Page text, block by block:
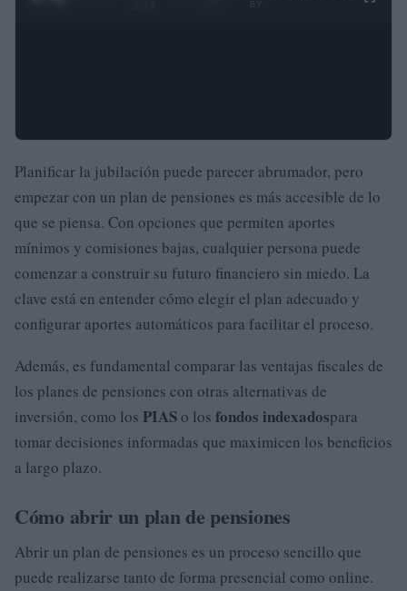
Planificar la jubilación puede parecer abrumador, pero
empezar con un plan de pensiones es más accesible de lo
que se piensa. Con opciones que permiten aportes
mínimos y comisiones bajas, cualquier persona puede
comenzar a construir su futuro financiero sin miedo. La
clave está en entender cómo elegir el plan adecuado y
configurar aportes automáticos para facilitar el proceso.
Además, es fundamental comparar las ventajas fiscales de
los planes de pensiones con otras alternativas de
inversión, como los PIASo los fondos indexadospara
tomar decisiones informadas que maximicen los beneficios
a largo plazo.
Cómo abrir un plan de pensiones
Abrir un plan de pensiones es un proceso sencillo que
puede realizarse tanto de forma presencial como online.